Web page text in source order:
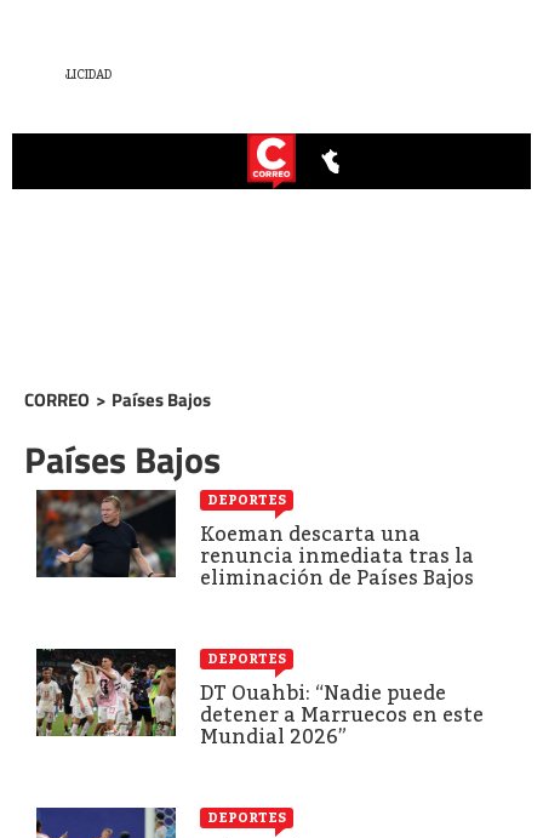
CORREO > Países Bajos
Países Bajos
DEPORTES
Koeman descarta una
renuncia inmediata tras la
eliminación de Países Bajos
DEPORTES
DT Ouahbi: “Nadie puede
detener a Marruecos en este
Mundial 2026”
DEPORTES